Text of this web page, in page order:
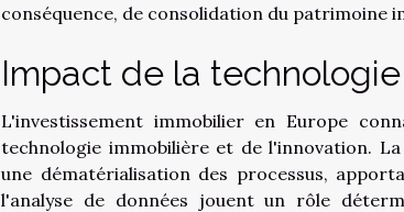
conséquence, de consolidation du patrimoine
Impact de la
L'investissement immobilier en Europe
technologie immobilière et de l'innovation.
une dématérialisation des processus,
l'analyse de données jouent un rôle